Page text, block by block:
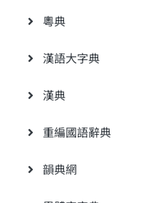
粵典
漢語大字典
漢典
重編國語辭典
韻典網